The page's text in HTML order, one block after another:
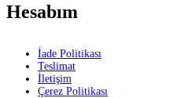
Hesabım
İade Politikası
Teslimat
İletişim
Çerez Politikası